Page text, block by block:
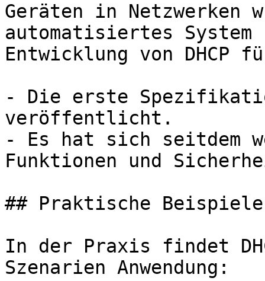
Geräten in
automatisiertes
Entwicklung von DHCP
- Die erste
veröffentlicht.
- Es hat sich seitdem
Funktionen und
## Praktische
In der Praxis findet
Szenarien Anwendung: